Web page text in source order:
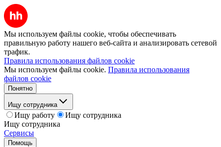
Мы используем файлы cookie, чтобы обеспечивать
правильную работу нашего веб-сайта и анализировать сетевой
трафик.
Правила использования файлов cookie
Мы используем файлы cookie. Правила использования
файлов cookie
Понятно
Ищу сотрудника
Ищу работу
Ищу сотрудника
Ищу сотрудника
Сервисы
Помощь